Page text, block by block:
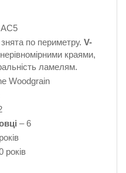
по периметру. V-
краями,
ламелям.
Woodgrain
– 6
років